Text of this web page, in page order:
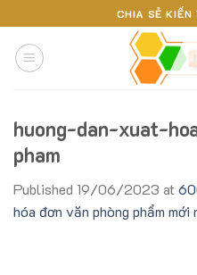
to
content
CHIA SẺ
huong-dan-xuat-
pham
Published 19/06/2023 at
hóa đơn văn phòng phẩm mới